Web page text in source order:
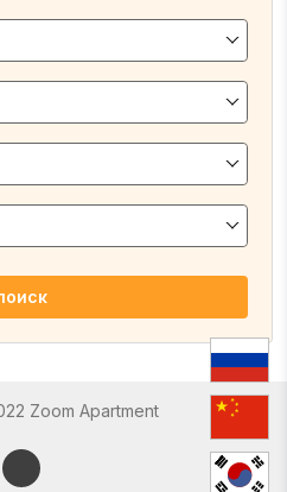
Zoom Apartment